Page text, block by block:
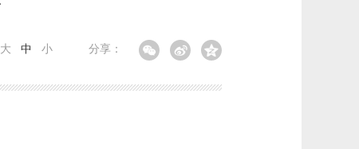
分享：
大 中 小